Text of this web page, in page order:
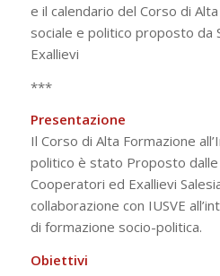
e il calendario del Corso di
sociale e politico proposto da
Exallievi
***
Presentazione
Il Corso di Alta Formazione
politico è stato Proposto dalle
Cooperatori ed Exallievi
collaborazione con IUSVE
di formazione socio-politica.
Obiettivi